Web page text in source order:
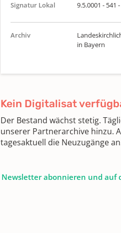
Signatur Lokal 9.5.0001 - 541
Archiv
in Bayern
Kein Digitalisat
Der Bestand wächst stetig.
unserer Partnerarchive hinzu.
tagesaktuell die Neuzugänge
Newsletter abonnieren und auf